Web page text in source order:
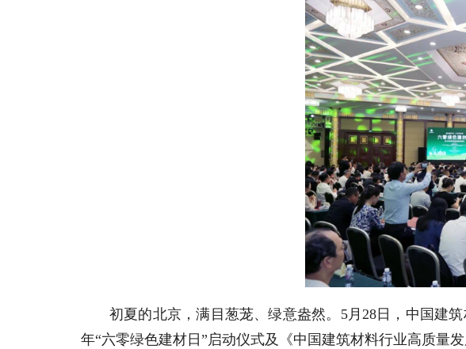
初夏的北京，满目葱茏、绿意盎然。5月28日，中国建
年“六零绿色建材日”启动仪式及《中国建筑材料行业高质量发